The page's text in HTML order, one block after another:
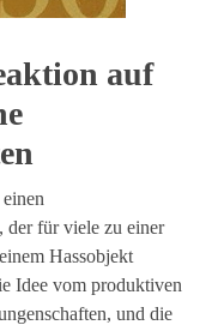
auf
der für viele zu einer
Hassobjekt
Idee vom produktiven
und die